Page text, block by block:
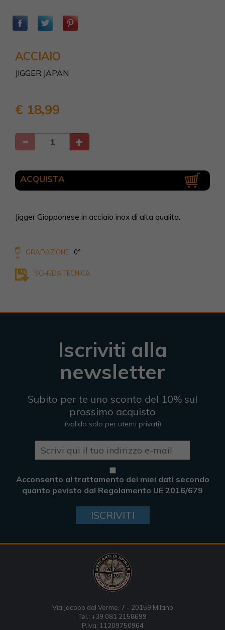
ACCIAIO
JIGGER JAPAN
€ 18,99
ACQUISTA
Jigger Giapponese in acciaio inox di alta qualita.
GRADAZIONE 0°
SCHEDA TECNICA
Iscriviti alla
newsletter
Subito per te uno sconto del 10% sul
prossimo acquisto
(valido solo per utenti privati)
Acconsento al trattamento dei miei dati secondo
quanto pevisto dal Regolamento UE 2016/679
ISCRIVITI
Via Jacopo dal Verme, 7 - 20159 Milano
Tel.: +39 081 2158699
P.Iva: 11209750964